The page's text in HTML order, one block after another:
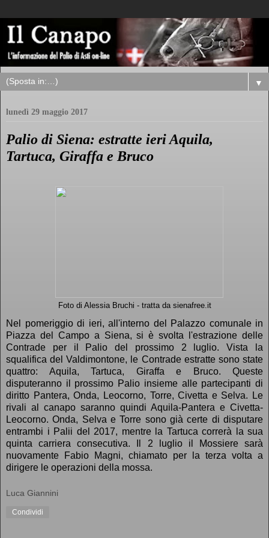
▼
lunedì 29 maggio 2017
Palio di Siena: estratte ieri Aquila,
Tartuca, Giraffa e Bruco
Foto di Alessia Bruchi - tratta da sienafree.it
Nel pomeriggio di ieri, all'interno del Palazzo comunale in
Piazza del Campo a Siena, si è svolta l'estrazione delle
Contrade per il Palio del prossimo 2 luglio. Vista la
squalifica del Valdimontone, le Contrade estratte sono state
quattro: Aquila, Tartuca, Giraffa e Bruco. Queste
disputeranno il prossimo Palio insieme alle partecipanti di
diritto Pantera, Onda, Leocorno, Torre, Civetta e Selva. Le
rivali al canapo saranno quindi Aquila-Pantera e Civetta-
Leocorno. Onda, Selva e Torre sono già certe di disputare
entrambi i Palii del 2017, mentre la Tartuca correrà la sua
quinta carriera consecutiva. Il 2 luglio il Mossiere sarà
nuovamente Fabio Magni, chiamato per la terza volta a
dirigere le operazioni della mossa.
Luca Giannini
Condividi